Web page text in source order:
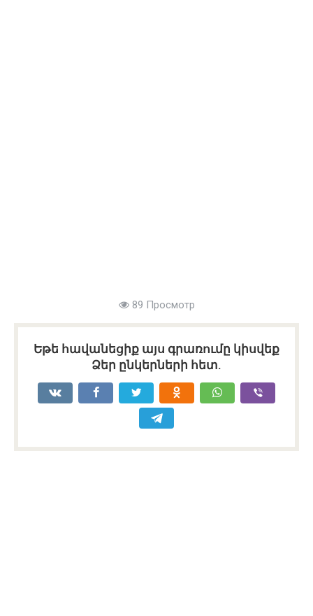
89 Просмотр
Եթե հավանեցիք այս գրառումը կիսվեք
Ձեր ընկերների հետ.